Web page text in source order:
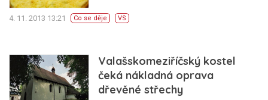
4. 11. 2013 13:21 Co se děje VS
Valašskomeziříčský kostel
čeká nákladná oprava
dřevěné střechy